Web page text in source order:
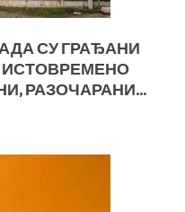
СУ ГРАЂАНИ
РАЗОЧАРАНИ…